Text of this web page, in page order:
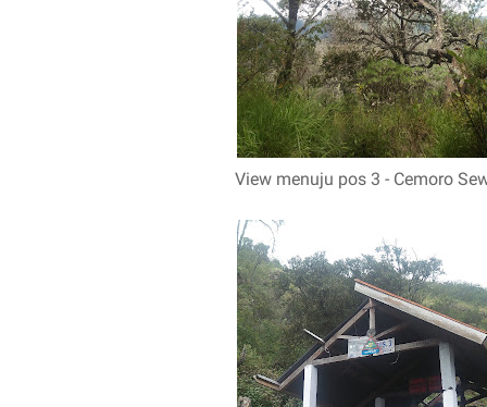
View menuju pos 3 - Cemoro